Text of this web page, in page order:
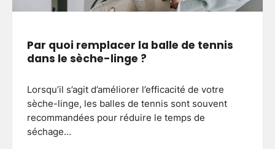
Par quoi remplacer la balle de tennis
dans le sèche-linge ?
Lorsqu’il s’agit d’améliorer l’efficacité de votre
sèche-linge, les balles de tennis sont souvent
recommandées pour réduire le temps de
séchage…